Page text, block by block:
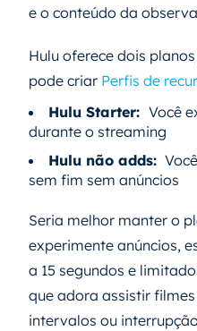
e o conteúdo da
Hulu oferece dois
pode criar Perfis de
Hulu Starter: Você
durante o streaming
Hulu não adds:
sem fim sem anúncios
Seria melhor manter o
experimente anúncios,
a 15 segundos e
que adora assistir
intervalos ou